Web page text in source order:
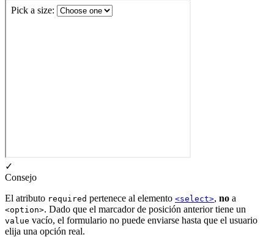
✓
Consejo
El atributo required pertenece al elemento <select>, no a
<option>. Dado que el marcador de posición anterior tiene un
value vacío, el formulario no puede enviarse hasta que el usuario
elija una opción real.